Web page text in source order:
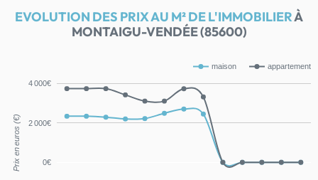
EVOLUTION DES PRIX AU M² DE L'IMMOBILIERÀ
MONTAIGU-VENDÉE (85600)
maison appartement
0€
2 000€
4 000€
Prix en euros (€)